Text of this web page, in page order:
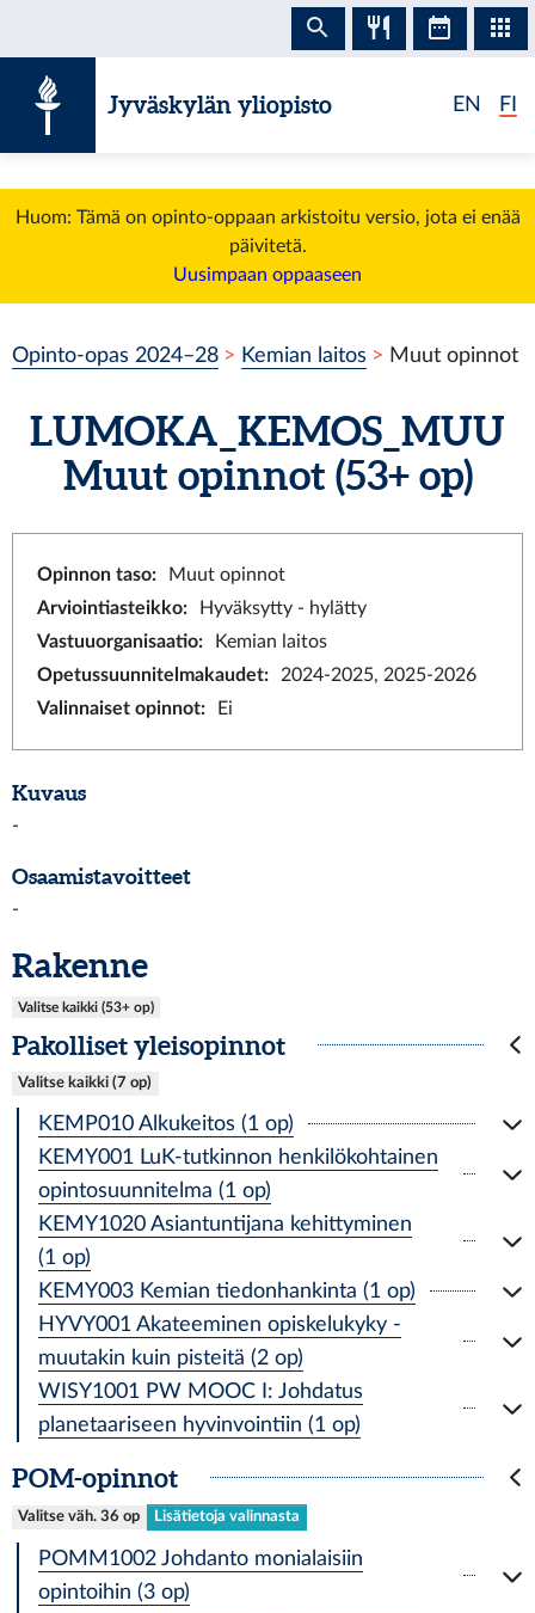
Jyväskylän yliopisto EN FI
Huom: Tämä on opinto-oppaan arkistoitu versio, jota ei enää
päivitetä.
Uusimpaan oppaaseen
Opinto-opas 2024–28 Kemian laitos Muut opinnot
LUMOKA_KEMOS_MUU
Muut opinnot(53+ op)
Opinnon taso:
Muut opinnot
Arviointiasteikko:
Hyväksytty - hylätty
Vastuuorganisaatio:
Kemian laitos
Opetussuunnitelmakaudet:
2024-2025, 2025-2026
Valinnaiset opinnot: Ei
Kuvaus
-
Osaamistavoitteet
-
Rakenne
Valitse kaikki (53+ op)
Pakolliset yleisopinnot
Valitse kaikki (7 op)
KEMP010 Alkukeitos (1 op)
KEMY001 LuK-tutkinnon henkilökohtainen
opintosuunnitelma (1 op)
KEMY1020 Asiantuntijana kehittyminen
(1 op)
KEMY003 Kemian tiedonhankinta (1 op)
HYVY001 Akateeminen opiskelukyky -
muutakin kuin pisteitä (2 op)
WISY1001 PW MOOC I: Johdatus
planetaariseen hyvinvointiin (1 op)
POM-opinnot
Valitse väh. 36 op Lisätietoja valinnasta
POMM1002 Johdanto monialaisiin
opintoihin (3 op)